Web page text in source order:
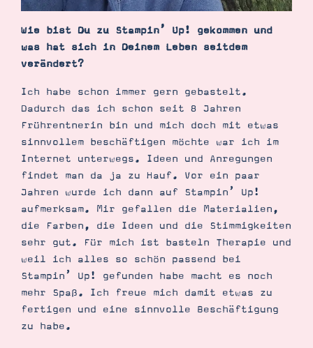
Suche Impressum Datenschutz
Wie bist Du zu Stampin’ Up! gekommen und
was hat sich in Deinem Leben seitdem
verändert?
Ich habe schon immer gern gebastelt.
Dadurch das ich schon seit 8 Jahren
Frührentnerin bin und mich doch mit etwas
sinnvollem beschäftigen möchte war ich im
Internet unterwegs. Ideen und Anregungen
findet man da ja zu Hauf. Vor ein paar
Jahren wurde ich dann auf Stampin’ Up!
aufmerksam. Mir gefallen die Materialien,
die Farben, die Ideen und die Stimmigkeiten
sehr gut. Für mich ist basteln Therapie und
weil ich alles so schön passend bei
Stampin’ Up! gefunden habe macht es noch
mehr Spaß. Ich freue mich damit etwas zu
fertigen und eine sinnvolle Beschäftigung
zu habe.